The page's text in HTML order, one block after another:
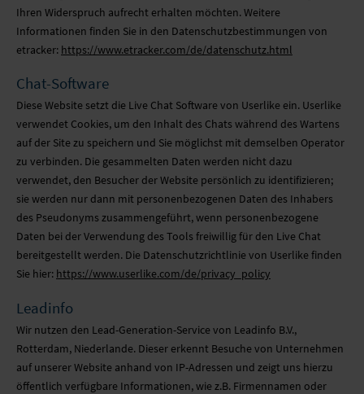
Ihren Widerspruch aufrecht erhalten möchten. Weitere
Informationen finden Sie in den Datenschutzbestimmungen von
etracker: https://www.etracker.com/de/datenschutz.html
Chat-Software
Diese Website setzt die Live Chat Software von Userlike ein. Userlike
verwendet Cookies, um den Inhalt des Chats während des Wartens
auf der Site zu speichern und Sie möglichst mit demselben Operator
zu verbinden. Die gesammelten Daten werden nicht dazu
verwendet, den Besucher der Website persönlich zu identifizieren;
sie werden nur dann mit personenbezogenen Daten des Inhabers
des Pseudonyms zusammengeführt, wenn personenbezogene
Daten bei der Verwendung des Tools freiwillig für den Live Chat
bereitgestellt werden. Die Datenschutzrichtlinie von Userlike finden
Sie hier: https://www.userlike.com/de/privacy_policy
Leadinfo
Wir nutzen den Lead-Generation-Service von Leadinfo B.V.,
Rotterdam, Niederlande. Dieser erkennt Besuche von Unternehmen
auf unserer Website anhand von IP-Adressen und zeigt uns hierzu
öffentlich verfügbare Informationen, wie z.B. Firmennamen oder